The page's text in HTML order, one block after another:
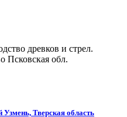
древков и стрел.
Псковская обл.
Узмень, Тверская область